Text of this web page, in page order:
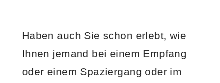
Haben auch Sie schon erlebt, wie
Ihnen jemand bei einem Empfang
oder einem Spaziergang oder im